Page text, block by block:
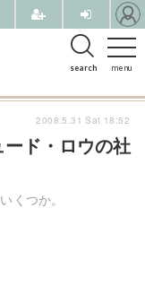
menu
search
ード・ロウの社
くつか。
2008.5.31 Sat 18:52